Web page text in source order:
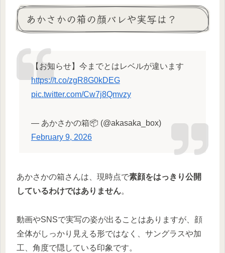
あかさかの箱の顔バレや実写は？
【お知らせ】今までとはレベルが違います
https://t.co/zgR8G0kDEG
pic.twitter.com/Cw7j8Qmvzy
— あかさかの箱📦 (@akasaka_box)
February 9, 2026
あかさかの箱さんは、現時点で素顔をはっきり公開
しているわけではありません。
動画やSNSで実写の姿が出ることはありますが、顔
全体がしっかり見える形ではなく、サングラスや加
工、角度で隠している印象です。